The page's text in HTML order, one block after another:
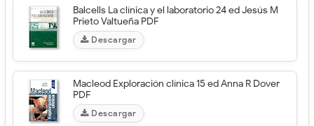
Balcells La clínica y el laboratorio 24 ed Jesús M
Prieto Valtueña PDF
Descargar
Macleod Exploración clínica 15 ed Anna R Dover
PDF
Descargar